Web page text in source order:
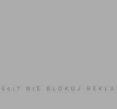
NIE BLOKUJ